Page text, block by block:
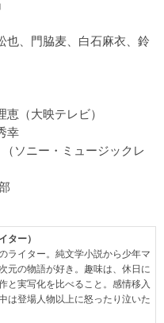
也、門脇麦、白石麻衣、鈴
（大映テレビ）
幸
ソニー・ミュージックレ
ター）
ライター。純文学小説から少年マ
元の物語が好き。趣味は、休日に
と実写化を比べること。感情移入
は登場人物以上に怒ったり泣いた